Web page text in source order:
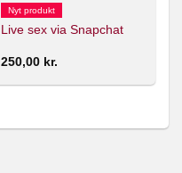
Nyt produkt
Live sex via Snapchat
250,00 kr.